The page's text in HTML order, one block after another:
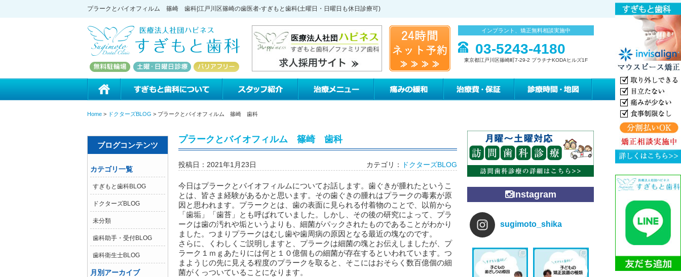
プラークとバイオフィルム 篠崎 歯科|江戸川区篠崎の歯医者-すぎもと歯科(土曜日・日曜日も休日診療可)
インプラント、矯正無料相談実施中
03-5243-4180
東京都江戸川区篠崎町7-29-2 プラチナKODAヒルズ1F
診療時間・地図
Home > ドクターズBLOG > プラークとバイオフィルム 篠崎 歯科
ブログコンテンツ
カテゴリ一覧
すぎもと歯科BLOG
ドクターズBLOG
未分類
歯科助手・受付BLOG
歯科衛生士BLOG
月別アーカイブ
プラークとバイオフィルム 篠崎 歯科
投稿日：2021年1月23日 カテゴリ： ドクターズBLOG
今日はプラークとバイオフィルムについてお話します。歯ぐきが腫れたというこ
とは、皆さま経験があるかと思います。その歯ぐきの腫れはプラークの毒素が原
因と思われます。プラークとは、歯の表面に見られる付着物のことで、以前から
「歯垢」「歯苔」とも呼ばれていました。しかし、その後の研究によって、プラ
ークは歯の汚れや垢というよりも、細菌がパックされたものであることがわかり
ました。つまりプラークはむし歯や歯周病の原因となる最近の塊なのです。
さらに、くわしくご説明しますと、プラークは細菌の塊とお伝えしましたが、プ
ラーク１ｍｇあたりには何と１０億個もの細菌が存在するといわれています。つ
まようじの先に見える程度のプラークを取ると、そこにはおそらく数百億個の細
菌がくっついていることになります。
Instagram
sugimoto_shika